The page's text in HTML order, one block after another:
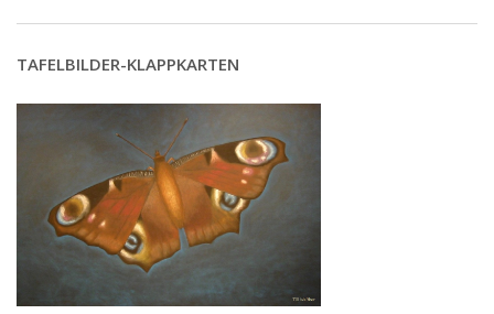
TAFELBILDER-KLAPPKARTEN